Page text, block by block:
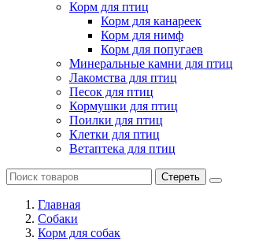
Корм для птиц
Корм для канареек
Корм для нимф
Корм для попугаев
Минеральные камни для птиц
Лакомства для птиц
Песок для птиц
Кормушки для птиц
Поилки для птиц
Клетки для птиц
Ветаптека для птиц
Стереть
Главная
Cобаки
Корм для собак